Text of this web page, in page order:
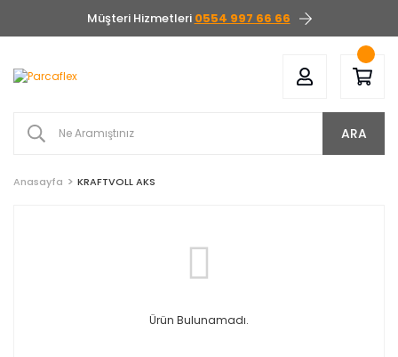
Müşteri Hizmetleri 0554 997 66 66
ARA
Anasayfa KRAFTVOLL AKS
Ürün Bulunamadı.